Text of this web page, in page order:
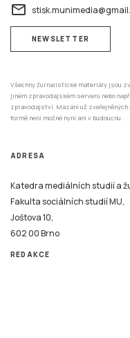
email
NEWSLETTER
Všechny žurnalistické materiály jsou
jiném zpravodajském serveru nebo
zpravodajství. Mazání už
formě není možné nyní ani v budoucnu.
ADRESA
Katedra mediálních studií a
Fakulta sociálních studií MU,
Joštova 10,
602 00 Brno
REDAKCE